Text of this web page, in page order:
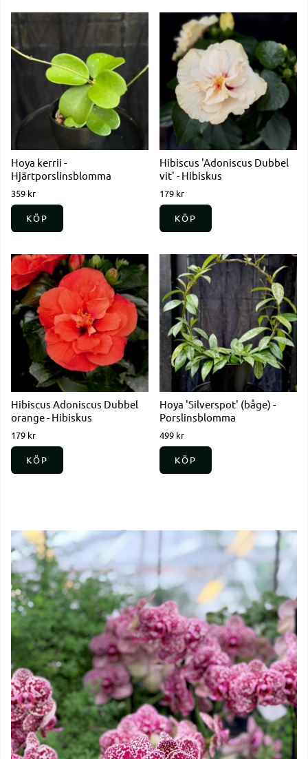
Hoya kerrii -
Hjärtporslinsblomma
359 kr
KÖP
Hibiscus 'Adoniscus Dubbel
vit' - Hibiskus
179 kr
KÖP
Hibiscus Adoniscus Dubbel
orange - Hibiskus
179 kr
KÖP
Hoya 'Silverspot' (båge) -
Porslinsblomma
499 kr
KÖP